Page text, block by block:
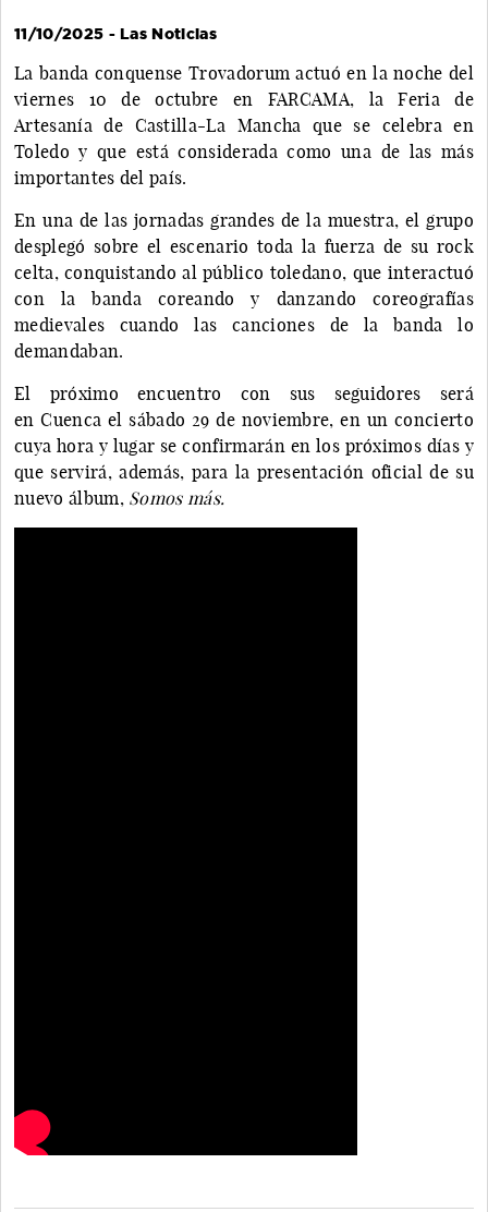
11/10/2025 - Las Noticias
La banda conquense Trovadorum actuó en la noche del
viernes 10 de octubre en FARCAMA, la Feria de
Artesanía de Castilla-La Mancha que se celebra en
Toledo y que está considerada como una de las más
importantes del país.
En una de las jornadas grandes de la muestra, el grupo
desplegó sobre el escenario toda la fuerza de su rock
celta, conquistando al público toledano, que interactuó
con la banda coreando y danzando coreografías
medievales cuando las canciones de la banda lo
demandaban.
El próximo encuentro con sus seguidores será
en Cuenca el sábado 29 de noviembre, en un concierto
cuya hora y lugar se confirmarán en los próximos días y
que servirá, además, para la presentación oficial de su
nuevo álbum, Somos más.